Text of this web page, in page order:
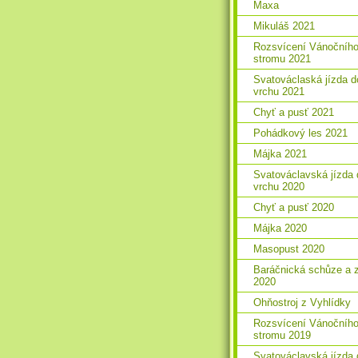
Maxa
Mikuláš 2021
Rozsvícení Vánočního
stromu 2021
Svatováclaská jízda
vrchu 2021
Chyť a pusť 2021
Pohádkový les 2021
Májka 2021
Svatováclavská jízda
vrchu 2020
Chyť a pusť 2020
Májka 2020
Masopust 2020
Baráčnická schůze a
2020
Ohňostroj z Vyhlídky
Rozsvícení Vánočního
stromu 2019